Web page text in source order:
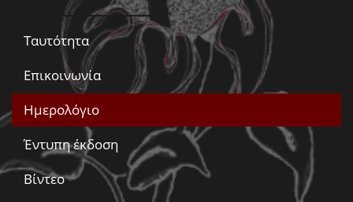
Ταυτότητα
Επικοινωνία
Ημερολόγιο
Έντυπη έκδοση
Βίντεο